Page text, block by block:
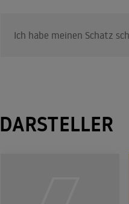
Ich habe meinen Schatz
DARSTELLER